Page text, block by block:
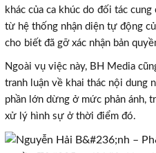
khác của ca khúc do đối tác
từ hệ thống nhận diện tự động
cho biết đã gỡ xác nhận bản
Ngoài vụ việc này, BH Media
tranh luận về khai thác nội dung
phần lớn dừng ở mức phản ánh,
xử lý hình sự ở thời điểm đó.